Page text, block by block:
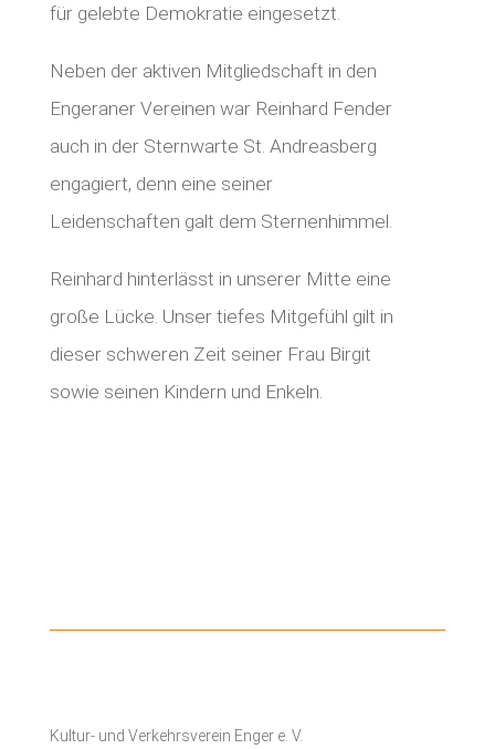
für gelebte Demokratie eingesetzt.
Neben der aktiven Mitgliedschaft in den
Engeraner Vereinen war Reinhard Fender
auch in der Sternwarte St. Andreasberg
engagiert, denn eine seiner
Leidenschaften galt dem Sternenhimmel.
Reinhard hinterlässt in unserer Mitte eine
große Lücke. Unser tiefes Mitgefühl gilt in
dieser schweren Zeit seiner Frau Birgit
sowie seinen Kindern und Enkeln.
Kultur- und Verkehrsverein Enger e. V.